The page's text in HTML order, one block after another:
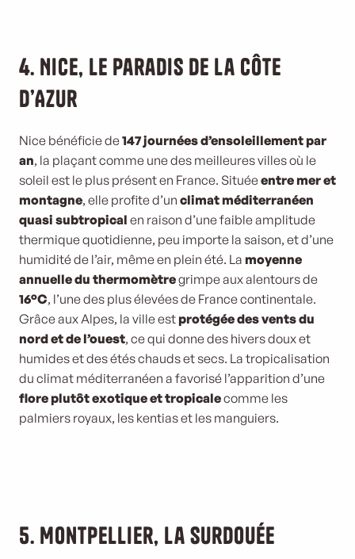
4. Nice, le paradis de la Côte
d’Azur
Nice bénéficie de147 journées d’ensoleillement par
an, la plaçant comme une des meilleures villes où le
soleil est le plus présent en France. Situéeentre mer et
montagne, elle profite d’un climat méditerranéen
quasi subtropical en raison d’une faible amplitude
thermique quotidienne, peu importe la saison, et d’une
humidité de l’air, même en plein été. La moyenne
annuelle du thermomètregrimpe aux alentours de
16°C, l’une des plus élevées de France continentale.
Grâce aux Alpes, la ville est protégée des vents du
nord et de l’ouest, ce qui donne des hivers doux et
humides et des étés chauds et secs. La tropicalisation
du climat méditerranéen a favorisé l’apparition d’une
flore plutôt exotique et tropicalecomme les
palmiers royaux, les kentias et les manguiers.
5. Montpellier, la surdouée